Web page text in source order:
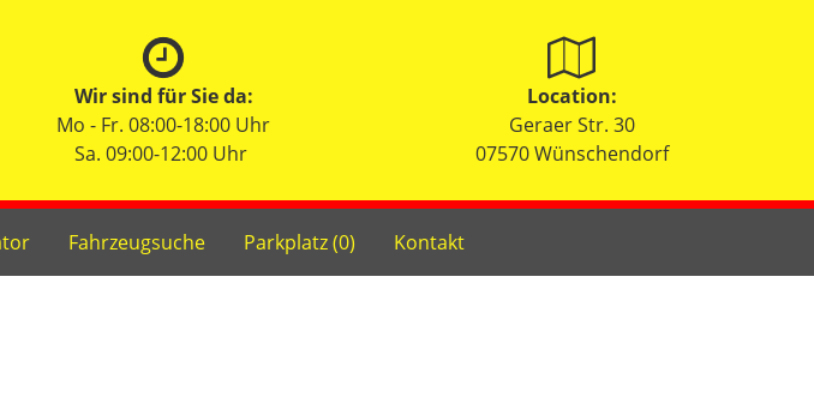
Wir sind für Sie da:
Mo - Fr. 08:00-18:00 Uhr
Sa. 09:00-12:00 Uhr
Location:
Geraer Str. 30
07570 Wünschendorf
Fahrzeugsuche Parkplatz (0) Kontakt